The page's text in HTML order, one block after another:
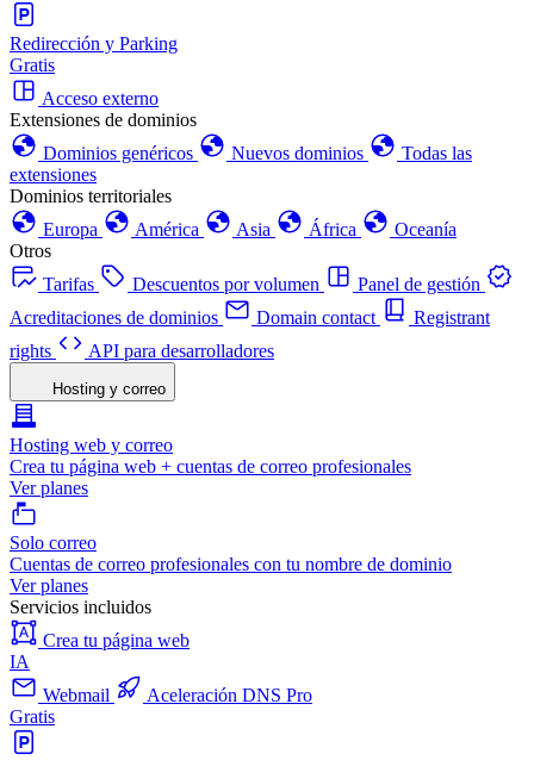
Redirección y Parking
Gratis
Acceso externo
Extensiones de dominios
Dominios genéricos
Nuevos dominios
Todas las
extensiones
Dominios territoriales
Europa
América Asia África
Oceanía
Otros
Tarifas
Descuentos por volumen
Panel de gestión
Acreditaciones de dominios
Domain contact
Registrant
rights
API para desarrolladores
Hosting y correo
Hosting web y correo
Crea tu página web + cuentas de correo profesionales
Ver planes
Solo correo
Cuentas de correo profesionales con tu nombre de dominio
Ver planes
Servicios incluidos
Crea tu página web
IA
Webmail
Aceleración DNS Pro
Gratis